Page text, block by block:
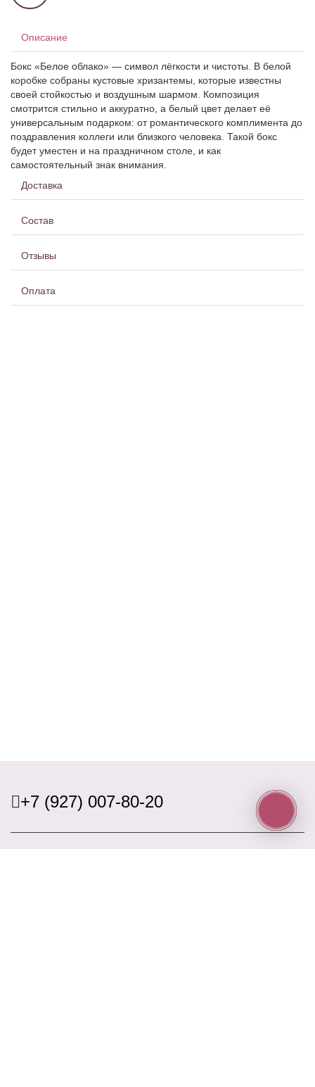
Описание
Бокс «Белое облако» — символ лёгкости и чистоты. В белой
коробке собраны кустовые хризантемы, которые известны
своей стойкостью и воздушным шармом. Композиция
смотрится стильно и аккуратно, а белый цвет делает её
универсальным подарком: от романтического комплимента до
поздравления коллеги или близкого человека. Такой бокс
будет уместен и на праздничном столе, и как
самостоятельный знак внимания.
Доставка
Состав
Отзывы
Оплата
+7 (927) 007-80-20